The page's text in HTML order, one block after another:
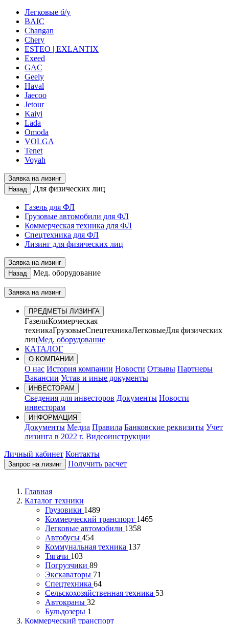
Легковые б/у
BAIC
Changan
Chery
ESTEO | EXLANTIX
Exeed
GAC
Geely
Haval
Jaecoo
Jetour
Kaiyi
Lada
Omoda
VOLGA
Tenet
Voyah
Заявка на лизинг
Назад
Для физических лиц
Газель для ФЛ
Грузовые автомобили для ФЛ
Коммерческая техника для ФЛ
Спецтехника для ФЛ
Лизинг для физических лиц
Заявка на лизинг
Назад
Мед. оборудование
Заявка на лизинг
ПРЕДМЕТЫ ЛИЗИНГА
ГазелиКоммерческая
техникаГрузовыеСпецтехникаЛегковыеДля физических
лицМед. оборудование
КАТАЛОГ
О КОМПАНИИ
О нас История компании Новости Отзывы Партнеры
Вакансии Устав и иные документы
ИНВЕСТОРАМ
Сведения для инвесторов Документы Новости
инвесторам
ИНФОРМАЦИЯ
Документы Медиа Правила Банковские реквизиты Учет
лизинга в 2022 г. Видеоинструкции
Личный кабинет Контакты
Запрос на лизинг Получить расчет
Главная
Каталог техники
Грузовики 1489
Коммерческий транспорт 1465
Легковые автомобили 1358
Автобусы 454
Коммунальная техника 137
Тягачи 103
Погрузчики 89
Экскаваторы 71
Спецтехника 64
Сельскохозяйственная техника 53
Автокраны 32
Бульдозеры 1
Коммерческий транспорт